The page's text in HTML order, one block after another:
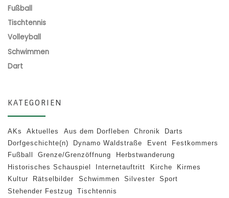
Fußball
Tischtennis
Volleyball
Schwimmen
Dart
KATEGORIEN
AKs Aktuelles Aus dem Dorfleben Chronik
Darts
Dorfgeschichte(n)
Dynamo Waldstraße Event
Festkommers
Fußball
Grenze/Grenzöffnung
Herbstwanderung
Historisches Schauspiel
Internetauftritt Kirche
Kirmes
Kultur
Rätselbilder Schwimmen Silvester
Sport
Stehender Festzug
Tischtennis